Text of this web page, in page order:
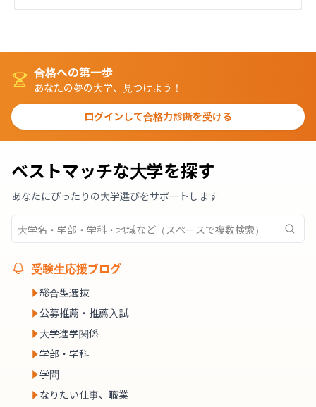
合格への第一歩
あなたの夢の大学、見つけよう！
ログインして合格力診断を受ける
ベストマッチな大学を探す
あなたにぴったりの大学選びをサポートします
受験生応援ブログ
総合型選抜
公募推薦・推薦入試
大学進学関係
学部・学科
学問
なりたい仕事、職業